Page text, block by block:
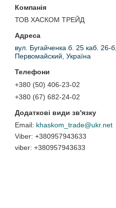
ТОВ ХАСКОМ ТРЕЙД
вул. Бугайченка б. 25 каб. 26-б,
Первомайский, Україна
+380 (50) 406-23-02
+380 (67) 682-24-02
khaskom_trade@ukr.net
+380957943633
viber +380957943633